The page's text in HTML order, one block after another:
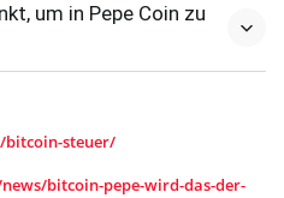
um in Pepe Coin zu
steuer/
bitcoin-pepe-wird-das-der-